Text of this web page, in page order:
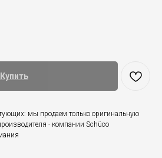
Купить
мы продаем только оригинальную
- компании Schüco